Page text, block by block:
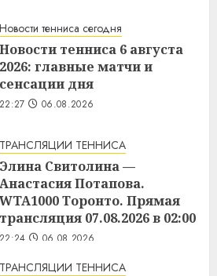
Новости тенниса сегодня
Новости тенниса 6 августа
2026: главные матчи и
сенсации дня
22:27 06.08.2026
ТРАНСЛЯЦИИ ТЕННИСА
Элина Свитолина —
Анастасия Потапова.
WTA1000 Торонто. Прямая
трансляция 07.08.2026 в 02:00
22:24 06.08.2026
ТРАНСЛЯЦИИ ТЕННИСА